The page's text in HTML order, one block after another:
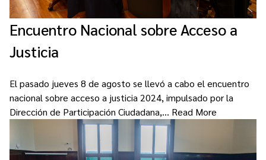
Encuentro Nacional sobre Acceso a
Justicia
El pasado jueves 8 de agosto se llevó a cabo el encuentro
nacional sobre acceso a justicia 2024, impulsado por la
Dirección de Participación Ciudadana,… Read More